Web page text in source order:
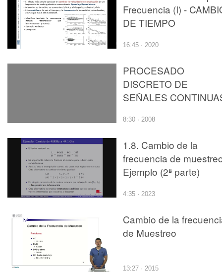
Frecuencia (I) -
DE TIEMPO
16:45 · 2020
PROCESADO
DISCRETO DE
SEÑALES
8:30 · 2008
1.8. Cambio de la
frecuencia de
Ejemplo (2ª parte)
4:35 · 2023
Cambio de la
de Muestreo
13:27 · 2015